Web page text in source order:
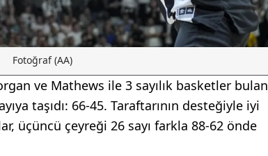
Fotoğraf (AA)
ve Mathews ile 3 sayılık basketler bulan
taşıdı: 66-45. Taraftarının desteğiyle iyi
üçüncü çeyreği 26 sayı farkla 88-62 önde